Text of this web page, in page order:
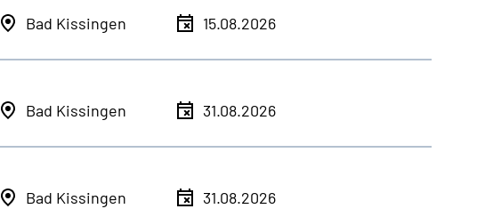
Bad Kissingen 15.08.2026
Bad Kissingen 31.08.2026
Bad Kissingen 31.08.2026